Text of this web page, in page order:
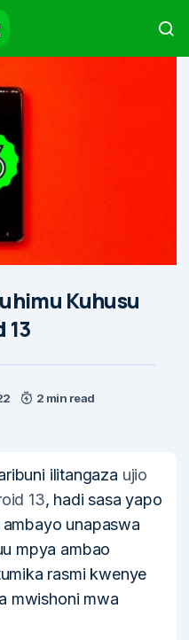
Kuhusu
13
2 min read
ilitangaza ujio
13, hadi sasa yapo
unapaswa
mpya ambao
rasmi kwenye
mwishoni mwa